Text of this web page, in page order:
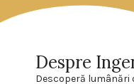
Despre
Descoperă lumânări